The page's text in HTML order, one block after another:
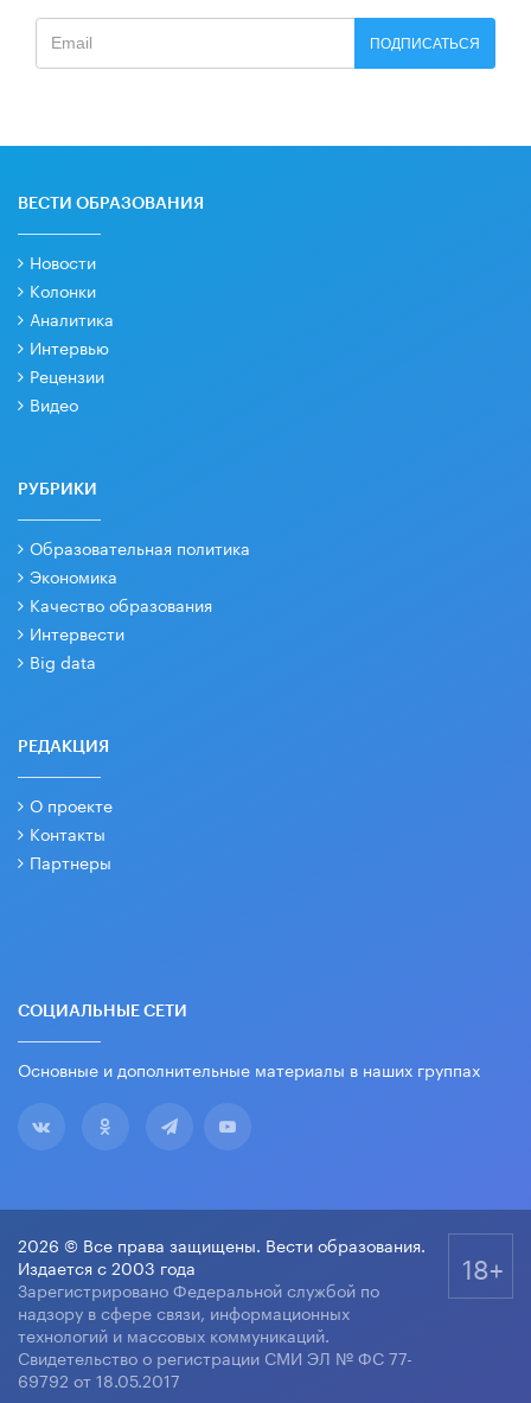
ПОДПИСАТЬСЯ
ВЕСТИ ОБРАЗОВАНИЯ
Новости
Колонки
Аналитика
Интервью
Рецензии
Видео
РУБРИКИ
Образовательная политика
Экономика
Качество образования
Интервести
Big data
РЕДАКЦИЯ
О проекте
Контакты
Партнеры
СОЦИАЛЬНЫЕ СЕТИ
Основные и дополнительные материалы в наших группах
2026 © Все права защищены. Вести образования.
Издается с 2003 года
Зарегистрировано Федеральной службой по
надзору в сфере связи, информационных
технологий и массовых коммуникаций.
Свидетельство о регистрации СМИ ЭЛ № ФС 77-
69792 от 18.05.2017
18+